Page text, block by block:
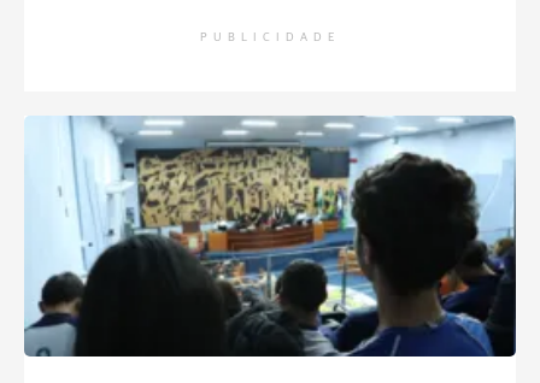
PUBLICIDADE